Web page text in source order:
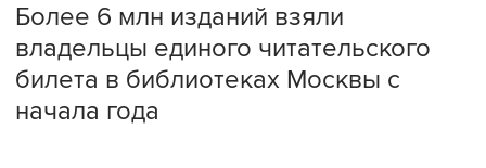
Более 6 млн изданий взяли
владельцы единого читательского
билета в библиотеках Москвы с
начала года